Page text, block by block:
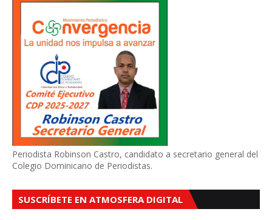
Periodista Robinson Castro, candidato a secretario general del
Colegio Dominicano de Periodistas.
SUSCRÍBETE EN ATMOSFERA DIGITAL